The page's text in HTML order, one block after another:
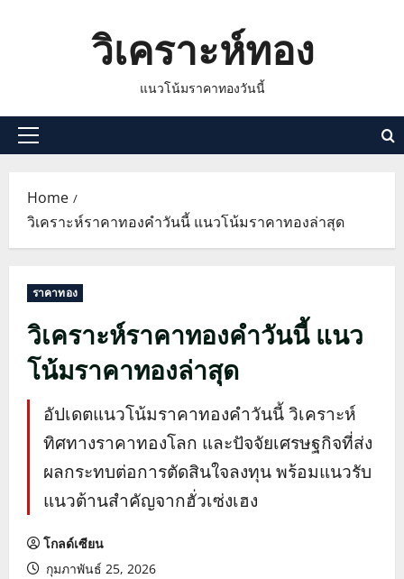
วิเคราะห์ทอง
แนวโน้มราคาทองวันนี้
Primary
Home
วิเคราะห์ราคาทองคำวันนี้ แนวโน้มราคาทองล่าสุด
ราคาทอง
วิเคราะห์ราคาทองคำวันนี้ แนว
โน้มราคาทองล่าสุด
อัปเดตแนวโน้มราคาทองคำวันนี้ วิเคราะห์
ทิศทางราคาทองโลก และปัจจัยเศรษฐกิจที่ส่ง
ผลกระทบต่อการตัดสินใจลงทุน พร้อมแนวรับ
แนวต้านสำคัญจากฮั่วเซ่งเฮง
โกลด์เซียน
กุมภาพันธ์ 25, 2026